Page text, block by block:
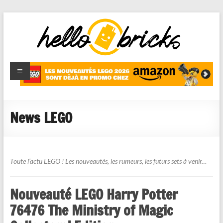
HelloBricks
Blog LEGO,
nouveaut�s
reviews
News LEGO
Toute l’actu LEGO ! Les nouveautés, les rumeurs, les futurs sets à venir…
Nouveauté LEGO Harry Potter
76476 The Ministry of Magic